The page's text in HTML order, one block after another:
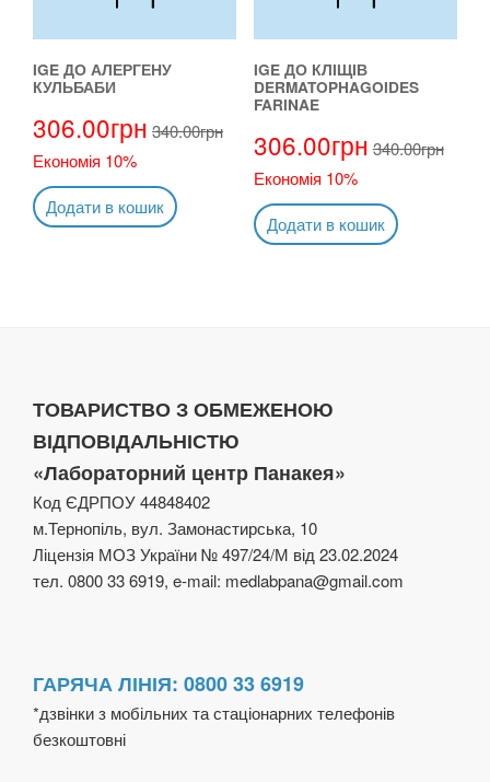
IGE ДО АЛЕРГЕНУ
КУЛЬБАБИ
306.00грн 340.00грн
Економія 10%
Додати в кошик
IGE ДО КЛІЩІВ
DERMATOPHAGOIDES
FARINAE
306.00грн 340.00грн
Економія 10%
Додати в кошик
ТОВАРИСТВО З ОБМЕЖЕНОЮ
ВІДПОВІДАЛЬНІСТЮ
«Лабораторний центр Панакея»
Код ЄДРПОУ 44848402
м.Тернопіль, вул. Замонастирська, 10
Ліцензія МОЗ України № 497/24/М від 23.02.2024
тел. 0800 33 6919, e-mail: medlabpana@gmail.com
ГАРЯЧА ЛІНІЯ: 0800 33 6919
*дзвінки з мобільних та стаціонарних телефонів
безкоштовні